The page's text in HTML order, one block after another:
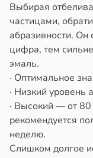
Выбирая
частицами,
абразивности.
цифра, тем
эмаль.
· Оптимальное
· Низкий уровень
· Высокий — от
рекомендуется
неделю.
Слишком долгое